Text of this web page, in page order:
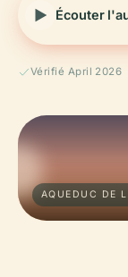
Écouter
Vérifié April 2026
AQUEDUC DE